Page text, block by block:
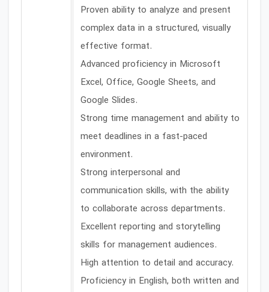
Proven ability to analyze and present
complex data in a structured, visually
effective format.
Advanced proficiency in Microsoft
Excel, Office, Google Sheets, and
Google Slides.
Strong time management and ability to
meet deadlines in a fast-paced
environment.
Strong interpersonal and
communication skills, with the ability
to collaborate across departments.
Excellent reporting and storytelling
skills for management audiences.
High attention to detail and accuracy.
Proficiency in English, both written and